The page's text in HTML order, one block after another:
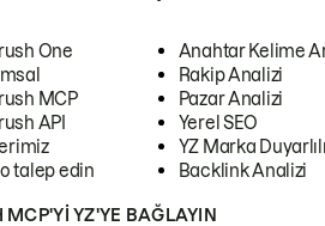
One
MCP
API
talep edin
Anahtar Kelime
Rakip Analizi
Pazar Analizi
Yerel SEO
YZ Marka
Backlink Analizi
MCP'YI YZ'YE BAĞLAYIN